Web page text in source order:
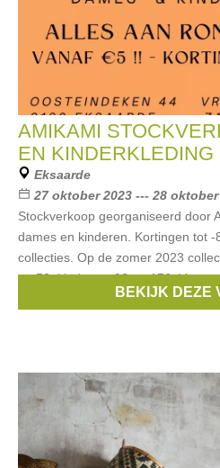
AMIKAMI
EN KINDERKLEDING
Eksaarde
27 oktober 2023 --- 28 oktober
Stockverkoop georganiseerd door
dames en kinderen. Kortingen tot -
collecties. Op de zomer 2023
tot 52, kinderen: 92 tot 176. Voor
,Vila,Ichi ,
BEKIJK DEZE